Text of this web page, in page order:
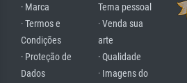
· Marca
· Termos e
Condições
· Proteção de
Dados
Tema pessoal
· Venda sua
arte
· Qualidade
· Imagens do